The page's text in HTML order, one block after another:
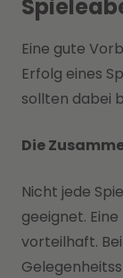
Eine gute
Erfolg eines
sollten dabei
Die
Nicht jede
geeignet.
vorteilhaft.